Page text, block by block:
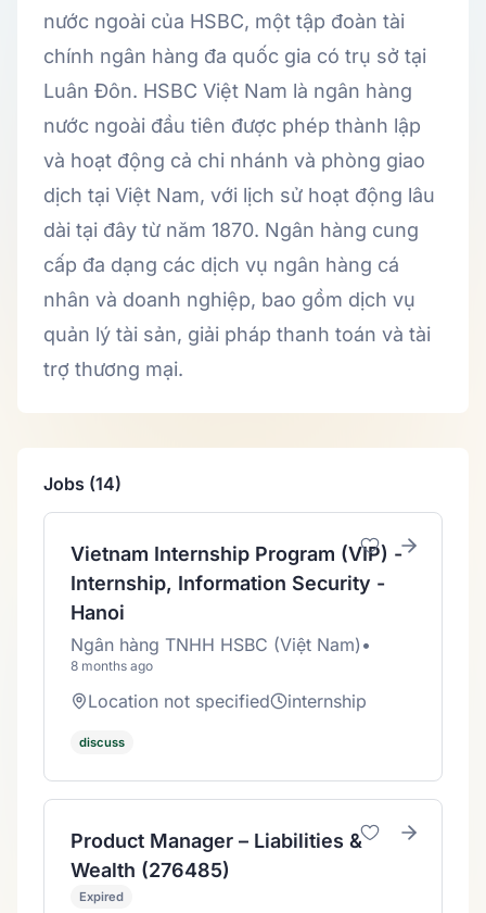
nước ngoài của HSBC, một tập đoàn tài
chính ngân hàng đa quốc gia có trụ sở tại
Luân Đôn. HSBC Việt Nam là ngân hàng
nước ngoài đầu tiên được phép thành lập
và hoạt động cả chi nhánh và phòng giao
dịch tại Việt Nam, với lịch sử hoạt động lâu
dài tại đây từ năm 1870. Ngân hàng cung
cấp đa dạng các dịch vụ ngân hàng cá
nhân và doanh nghiệp, bao gồm dịch vụ
quản lý tài sản, giải pháp thanh toán và tài
trợ thương mại.
Jobs (14)
Vietnam Internship Program (VIP) -
Internship, Information Security -
Hanoi
Ngân hàng TNHH HSBC (Việt Nam) •
8 months ago
Location not specified internship
discuss
Product Manager – Liabilities &
Wealth (276485)
Expired